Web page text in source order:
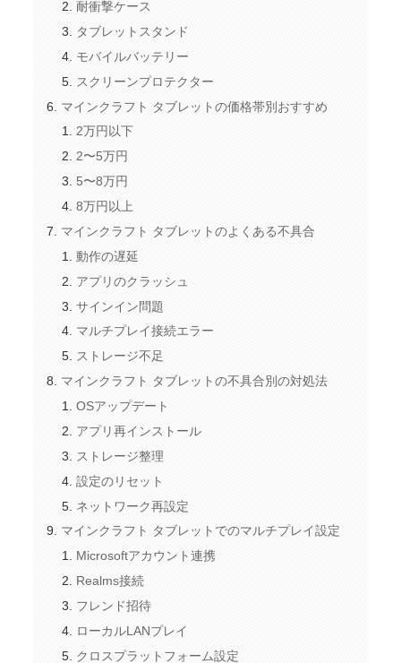
耐衝撃ケース
タブレットスタンド
モバイルバッテリー
スクリーンプロテクター
マインクラフト タブレットの価格帯別おすすめ
2万円以下
2〜5万円
5〜8万円
8万円以上
マインクラフト タブレットのよくある不具合
動作の遅延
アプリのクラッシュ
サインイン問題
マルチプレイ接続エラー
ストレージ不足
マインクラフト タブレットの不具合別の対処法
OSアップデート
アプリ再インストール
ストレージ整理
設定のリセット
ネットワーク再設定
マインクラフト タブレットでのマルチプレイ設定
Microsoftアカウント連携
Realms接続
フレンド招待
ローカルLANプレイ
クロスプラットフォーム設定